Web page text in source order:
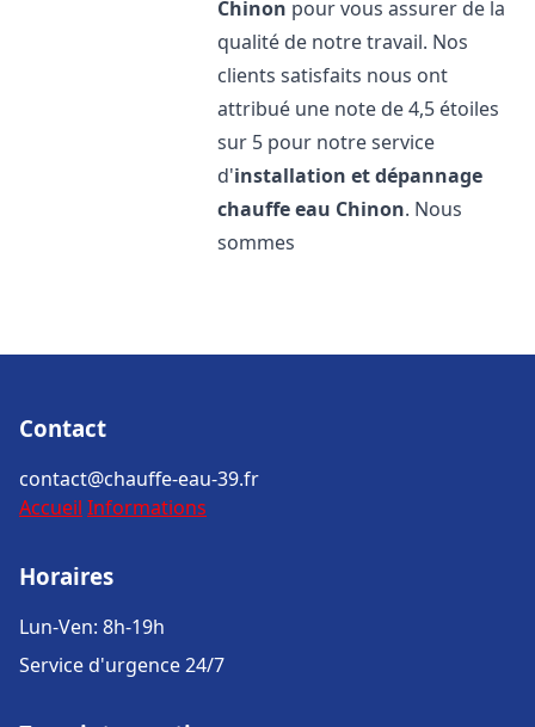
Chinon pour vous assurer de la
qualité de notre travail. Nos
clients satisfaits nous ont
attribué une note de 4,5 étoiles
sur 5 pour notre service
d'installation et dépannage
chauffe eau Chinon. Nous
sommes
Contact
contact@chauffe-eau-39.fr
Accueil Informations
Horaires
Lun-Ven: 8h-19h
Service d'urgence 24/7